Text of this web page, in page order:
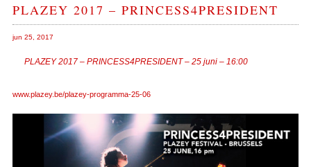
PLAZEY 2017 – PRINCESS4PRESIDENT
jun 25, 2017
PLAZEY 2017 – PRINCESS4PRESIDENT – 25 juni – 16:00
www.plazey.be/plazey-programma-25-06